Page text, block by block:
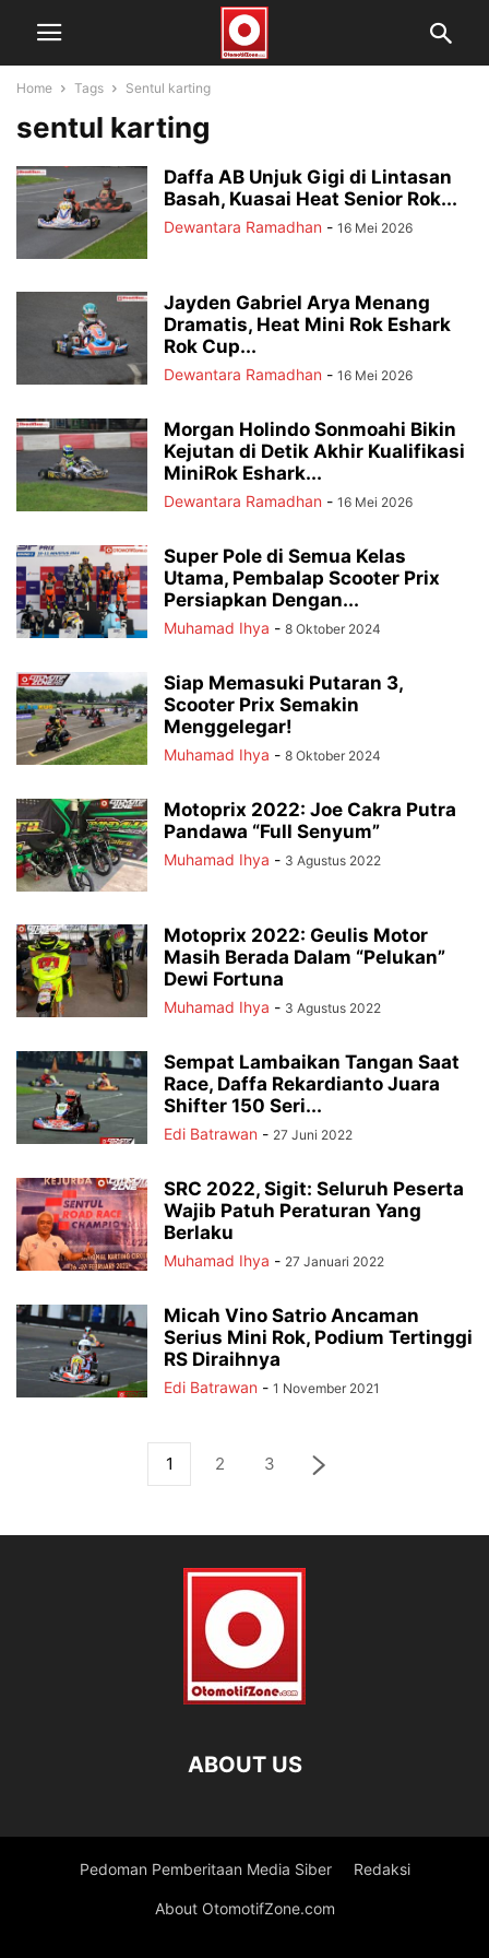
Home Tags Sentul karting
sentul karting
Daffa AB Unjuk Gigi di Lintasan
Basah, Kuasai Heat Senior Rok...
Dewantara Ramadhan - 16 Mei 2026
Jayden Gabriel Arya Menang
Dramatis, Heat Mini Rok Eshark
Rok Cup...
Dewantara Ramadhan - 16 Mei 2026
Morgan Holindo Sonmoahi Bikin
Kejutan di Detik Akhir Kualifikasi
MiniRok Eshark...
Dewantara Ramadhan - 16 Mei 2026
Super Pole di Semua Kelas
Utama, Pembalap Scooter Prix
Persiapkan Dengan...
Muhamad Ihya - 8 Oktober 2024
Siap Memasuki Putaran 3,
Scooter Prix Semakin
Menggelegar!
Muhamad Ihya - 8 Oktober 2024
Motoprix 2022: Joe Cakra Putra
Pandawa “Full Senyum”
Muhamad Ihya - 3 Agustus 2022
Motoprix 2022: Geulis Motor
Masih Berada Dalam “Pelukan”
Dewi Fortuna
Muhamad Ihya - 3 Agustus 2022
Sempat Lambaikan Tangan Saat
Race, Daffa Rekardianto Juara
Shifter 150 Seri...
Edi Batrawan - 27 Juni 2022
SRC 2022, Sigit: Seluruh Peserta
Wajib Patuh Peraturan Yang
Berlaku
Muhamad Ihya - 27 Januari 2022
Micah Vino Satrio Ancaman
Serius Mini Rok, Podium Tertinggi
RS Diraihnya
Edi Batrawan - 1 November 2021
1 2 3
ABOUT US
Pedoman Pemberitaan Media Siber Redaksi
About OtomotifZone.com